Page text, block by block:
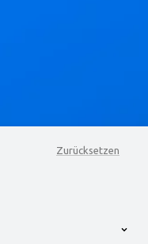
Zurücksetzen